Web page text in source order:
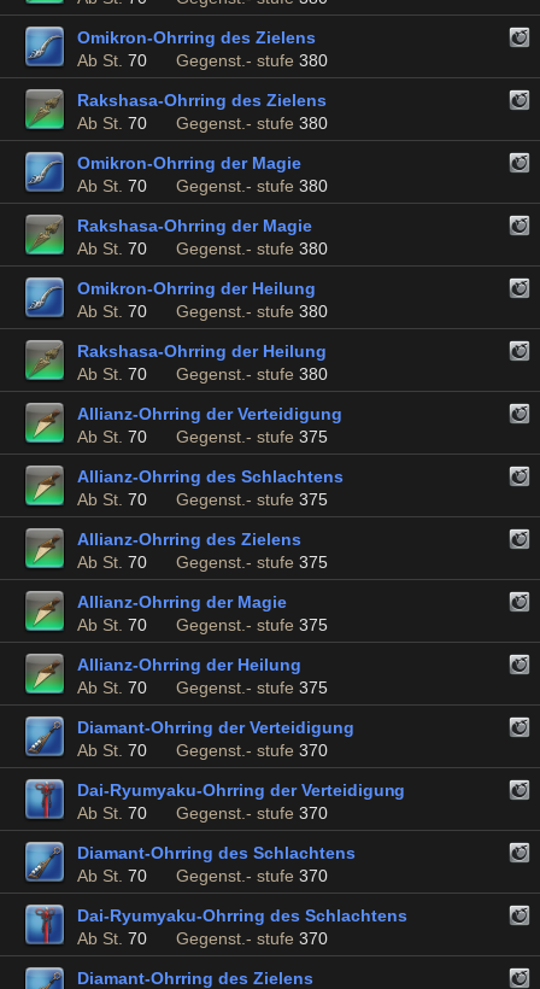
Omikron-Ohrring des Zielens
Ab St. 70 Gegenst.- stufe 380
Rakshasa-Ohrring des Zielens
Ab St. 70 Gegenst.- stufe 380
Omikron-Ohrring der Magie
Ab St. 70 Gegenst.- stufe 380
Rakshasa-Ohrring der Magie
Ab St. 70 Gegenst.- stufe 380
Omikron-Ohrring der Heilung
Ab St. 70 Gegenst.- stufe 380
Rakshasa-Ohrring der Heilung
Ab St. 70 Gegenst.- stufe 380
Allianz-Ohrring der Verteidigung
Ab St. 70 Gegenst.- stufe 375
Allianz-Ohrring des Schlachtens
Ab St. 70 Gegenst.- stufe 375
Allianz-Ohrring des Zielens
Ab St. 70 Gegenst.- stufe 375
Allianz-Ohrring der Magie
Ab St. 70 Gegenst.- stufe 375
Allianz-Ohrring der Heilung
Ab St. 70 Gegenst.- stufe 375
Diamant-Ohrring der Verteidigung
Ab St. 70 Gegenst.- stufe 370
Dai-Ryumyaku-Ohrring der Verteidigung
Ab St. 70 Gegenst.- stufe 370
Diamant-Ohrring des Schlachtens
Ab St. 70 Gegenst.- stufe 370
Dai-Ryumyaku-Ohrring des Schlachtens
Ab St. 70 Gegenst.- stufe 370
Diamant-Ohrring des Zielens